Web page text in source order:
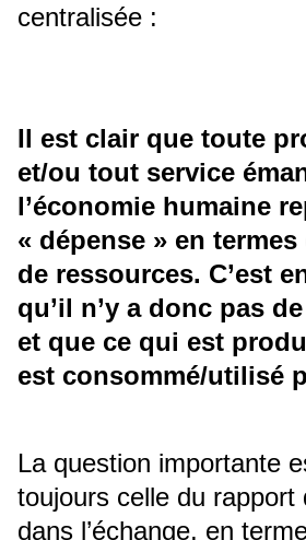
centralisée :
Il est clair que toute
et/ou tout service
l’économie humaine
« dépense » en termes
de ressources. C’est
qu’il n’y a donc pas
et que ce qui est
est consommé/utilisé
La question importante
toujours celle du rapport
dans l’échange, en